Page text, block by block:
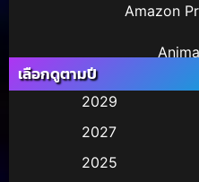
Amazon
Animation
เลือกดูตามปี
2029
2027
2025